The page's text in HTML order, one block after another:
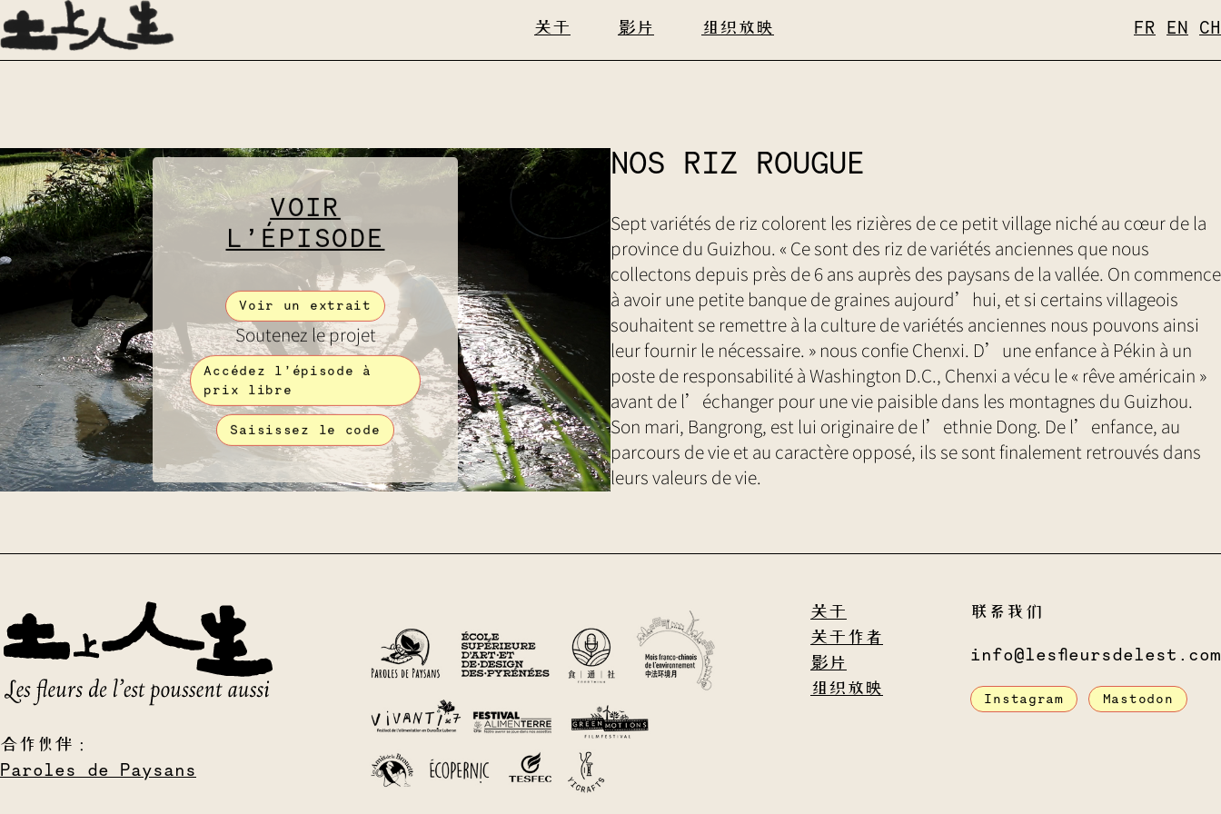
关于 影片 组织放映 FR EN CH
VOIR
L’ÉPISODE
Voir un extrait
Soutenez le projet
Accédez l’épisode à
prix libre
Saisissez le code
NOS RIZ ROUGUE
Sept variétés de riz colorent les rizières de ce petit village niché au cœur de la
province du Guizhou. « Ce sont des riz de variétés anciennes que nous
collectons depuis près de 6 ans auprès des paysans de la vallée. On commence
à avoir une petite banque de graines aujourd’hui, et si certains villageois
souhaitent se remettre à la culture de variétés anciennes nous pouvons ainsi
leur fournir le nécessaire. » nous confie Chenxi. D’une enfance à Pékin à un
poste de responsabilité à Washington D.C., Chenxi a vécu le « rêve américain »
avant de l’échanger pour une vie paisible dans les montagnes du Guizhou.
Son mari, Bangrong, est lui originaire de l’ethnie Dong. De l’enfance, au
parcours de vie et au caractère opposé, ils se sont finalement retrouvés dans
leurs valeurs de vie.
合作伙伴：
Paroles de Paysans
关于
关于作者
影片
组织放映
联系我们
info@lesfleursdelest.com
Instagram Mastodon